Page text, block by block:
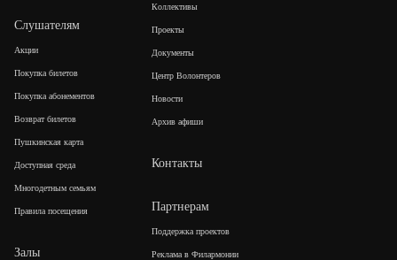
Слушателям
Акции
Покупка билетов
Покупка абонементов
Возврат билетов
Пушкинская карта
Доступная среда
Многодетным семьям
Правила посещения
Залы
Коллективы
Проекты
Документы
Центр Волонтеров
Новости
Архив афиши
Контакты
Партнерам
Поддержка проектов
Реклама в Филармонии